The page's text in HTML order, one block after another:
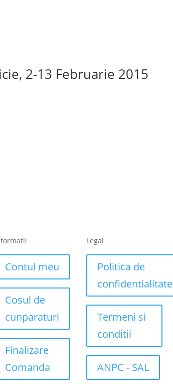
2-13 Februarie 2015
Contul meu
Cosul de
cunparaturi
Finalizare
Comanda
Legal
Politica de
confidentialitate
Termeni si
conditii
ANPC - SAL